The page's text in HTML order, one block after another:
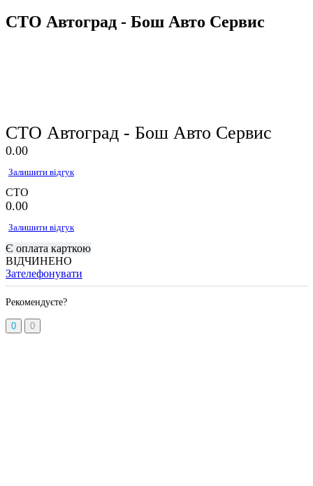
СТО Автоград - Бош Авто Сервис
СТО Автоград - Бош Авто Сервис
0.00
Залишити відгук
СТО
0.00
Залишити відгук
Є оплата карткою
ВІДЧИНЕНО
Зателефонувати
Рекомендуєте?
0 0